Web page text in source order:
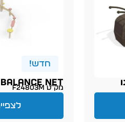
חדש!
NET
מק״ט F24803M